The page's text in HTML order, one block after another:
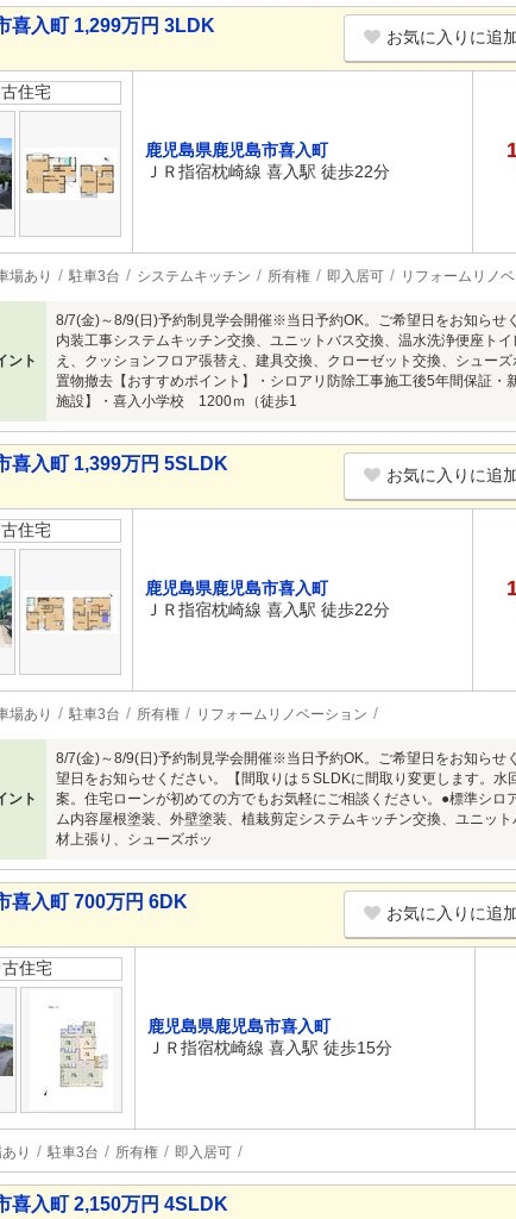
喜入町 1,299万円 3LDK
お気に入りに追
住宅
鹿児島県鹿児島市喜入町
ＪＲ指宿枕崎線 喜入駅 徒歩22分
場あり 駐車3台 システムキッチン 所有権 即入居可 リフォームリノ
ント
8/7(金)～8/9(日)予約制見学会開催※当日予約OK。ご希望日をお知ら
内装工事システムキッチン交換、ユニットバス交換、温水洗浄便座ト
え、クッションフロア張替え、建具交換、クローゼット交換、シュー
置物撤去【おすすめポイント】・シロアリ防除工事施工後5年間保証
施設】・喜入小学校 1200ｍ（徒歩1
喜入町 1,399万円 5SLDK
お気に入りに追
住宅
鹿児島県鹿児島市喜入町
ＪＲ指宿枕崎線 喜入駅 徒歩22分
場あり 駐車3台 所有権 リフォームリノベーション
ント
8/7(金)～8/9(日)予約制見学会開催※当日予約OK。ご希望日をお知ら
望日をお知らせください。【間取りは５SLDKに間取り変更します。
案。住宅ローンが初めての方でもお気軽にご相談ください。●標準シ
ム内容屋根塗装、外壁塗装、植栽剪定システムキッチン交換、ユニッ
材上張り、シューズボッ
喜入町 700万円 6DK
お気に入りに追
住宅
鹿児島県鹿児島市喜入町
ＪＲ指宿枕崎線 喜入駅 徒歩15分
り 駐車3台 所有権 即入居可
喜入町 2,150万円 4SLDK